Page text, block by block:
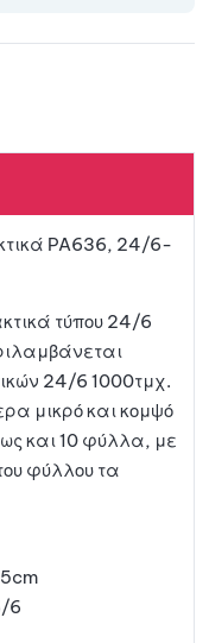
PA636, 24/6-
τύπου 24/6
24/6 1000τμχ.
μικρό και κομψό
και 10 φύλλα, με
φύλλου τα
6